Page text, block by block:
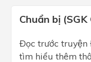
Chuẩn bị
Đọc trước truyện
tìm hiểu thêm